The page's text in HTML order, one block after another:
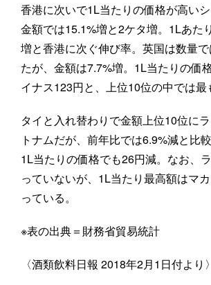
香港に次いで1L当たりの価格が高いシ
金額では15.1%増と2ケタ増。1Lあた
増と香港に次ぐ伸び率。英国は数量
たが、金額は7.7%増。1L当たりの価
イナス123円と、上位10位の中では最
タイと入れ替わりで金額上位10位に
トナムだが、前年比では6.9%減と比
1L当たりの価格でも26円減。なお、
っていないが、1L当たり最高額はマ
っている。
※表の出典＝財務省貿易統計
〈酒類飲料日報 2018年2月1日付より〉